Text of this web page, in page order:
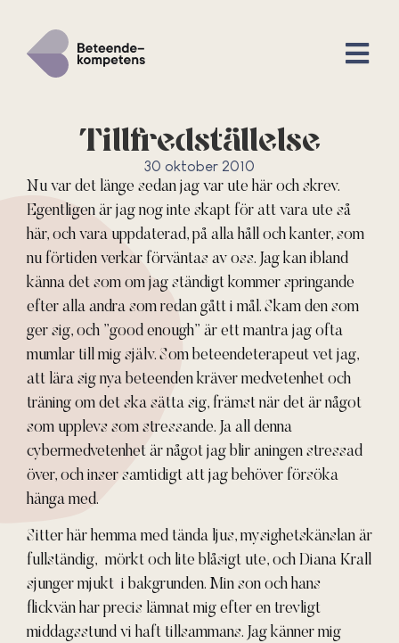
Tillfredställelse
30 oktober 2010
Nu var det länge sedan jag var ute här och skrev.
Egentligen är jag nog inte skapt för att vara ute så
här, och vara uppdaterad, på alla håll och kanter, som
nu förtiden verkar förväntas av oss. Jag kan ibland
känna det som om jag ständigt kommer springande
efter alla andra som redan gått i mål. Skam den som
ger sig, och ”good enough” är ett mantra jag ofta
mumlar till mig själv. Som beteendeterapeut vet jag,
att lära sig nya beteenden kräver medvetenhet och
träning om det ska sätta sig, främst när det är något
som upplevs som stressande. Ja all denna
cybermedvetenhet är något jag blir aningen stressad
över, och inser samtidigt att jag behöver försöka
hänga med.
Sitter här hemma med tända ljus, mysighetskänslan är
fullständig, mörkt och lite blåsigt ute, och Diana Krall
sjunger mjukt i bakgrunden. Min son och hans
flickvän har precis lämnat mig efter en trevligt
middagsstund vi haft tillsammans. Jag känner mig